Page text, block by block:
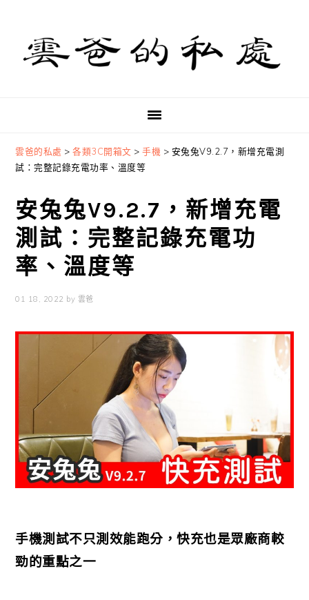
primary
navigation
content
primary
sidebar
雲爸的私處 >各類3C開箱文 >手機 > 安兔兔V9.2.7，新增充電測
試：完整記錄充電功率、溫度等
安兔兔V9.2.7，新增充電
測試：完整記錄充電功
率、溫度等
01 18, 2022 by 雲爸
手機測試不只測效能跑分，快充也是眾廠商較
勁的重點之一